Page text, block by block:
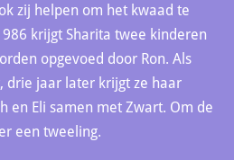
zij helpen om het kwaad te
krijgt Sharita twee kinderen
opgevoed door Ron. Als
drie jaar later krijgt ze haar
en Eli samen met Zwart. Om de
een tweeling.